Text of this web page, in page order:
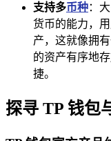
支持多币种：
货币的能力，
产，这就像拥
的资产有序地
捷。
探寻 TP 钱包